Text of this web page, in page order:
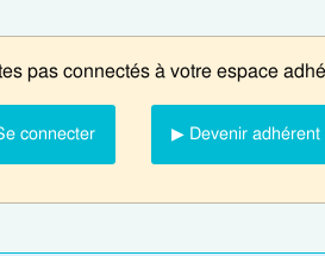
pas connectés à votre espace
connecter ▶ Devenir adhérent